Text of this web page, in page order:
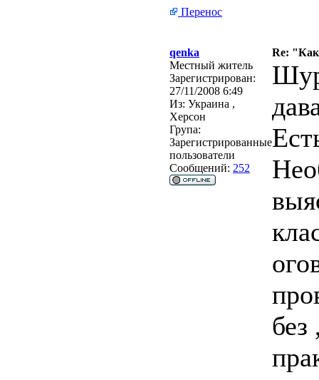
Перенос
qenka
Re:
Местный житель
Зарегистрирован:
27/11/2008 6:49
Из: Украина ,
Херсон
Група:
Зарегистрированные
пользователи
Сообщений: 252